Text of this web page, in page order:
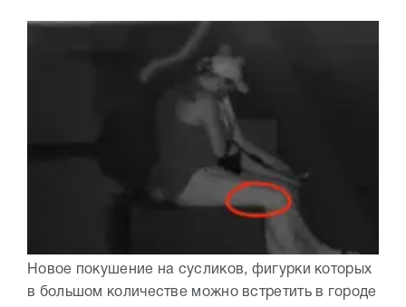
Новое покушение на сусликов, фигурки которых
в большом количестве можно встретить в городе